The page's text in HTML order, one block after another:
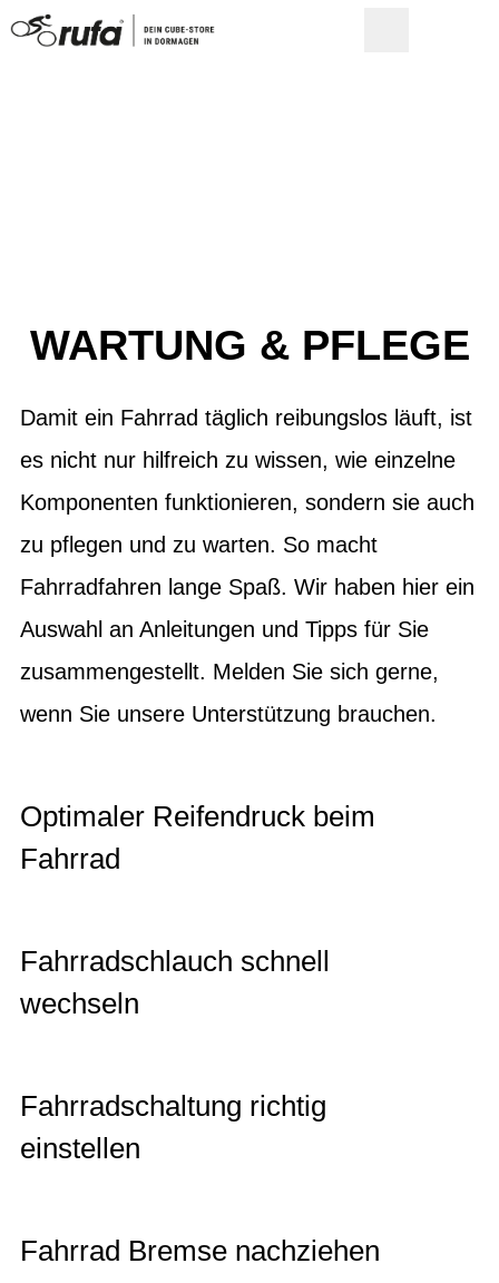
WARTUNG & PFLEGE
Damit ein Fahrrad täglich reibungslos läuft, ist
es nicht nur hilfreich zu wissen, wie einzelne
Komponenten funktionieren, sondern sie auch
zu pflegen und zu warten. So macht
Fahrradfahren lange Spaß. Wir haben hier ein
Auswahl an Anleitungen und Tipps für Sie
zusammengestellt. Melden Sie sich gerne,
wenn Sie unsere Unterstützung brauchen.
Optimaler Reifendruck beim
Fahrrad
Fahrradschlauch schnell
wechseln
Fahrradschaltung richtig
einstellen
Fahrrad Bremse nachziehen